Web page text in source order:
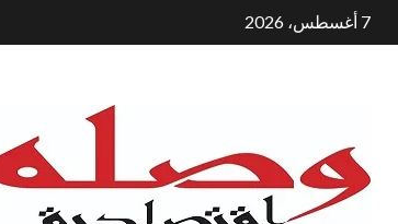
التجاوز
إلى
7 أغسطس، 2026